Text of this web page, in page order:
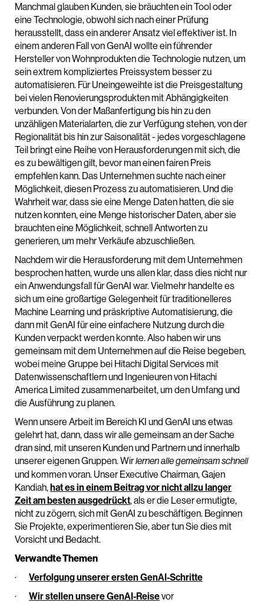
Manchmal glauben Kunden, sie bräuchten ein Tool oder
eine Technologie, obwohl sich nach einer Prüfung
herausstellt, dass ein anderer Ansatz viel effektiver ist. In
einem anderen Fall von GenAI wollte ein führender
Hersteller von Wohnprodukten die Technologie nutzen, um
sein extrem kompliziertes Preissystem besser zu
automatisieren. Für Uneingeweihte ist die Preisgestaltung
bei vielen Renovierungsprodukten mit Abhängigkeiten
verbunden. Von der Maßanfertigung bis hin zu den
unzähligen Materialarten, die zur Verfügung stehen, von der
Regionalität bis hin zur Saisonalität - jedes vorgeschlagene
Teil bringt eine Reihe von Herausforderungen mit sich, die
es zu bewältigen gilt, bevor man einen fairen Preis
empfehlen kann. Das Unternehmen suchte nach einer
Möglichkeit, diesen Prozess zu automatisieren. Und die
Wahrheit war, dass sie eine Menge Daten hatten, die sie
nutzen konnten, eine Menge historischer Daten, aber sie
brauchten eine Möglichkeit, schnell Antworten zu
generieren, um mehr Verkäufe abzuschließen.
Nachdem wir die Herausforderung mit dem Unternehmen
besprochen hatten, wurde uns allen klar, dass dies nicht nur
ein Anwendungsfall für GenAI war. Vielmehr handelte es
sich um eine großartige Gelegenheit für traditionelleres
Machine Learning und präskriptive Automatisierung, die
dann mit GenAI für eine einfachere Nutzung durch die
Kunden verpackt werden konnte. Also haben wir uns
gemeinsam mit dem Unternehmen auf die Reise begeben,
wobei meine Gruppe bei Hitachi Digital Services mit
Datenwissenschaftlern und Ingenieuren von Hitachi
America Limited zusammenarbeitet, um den Umfang und
die Ausführung zu planen.
Wenn unsere Arbeit im Bereich KI und GenAI uns etwas
gelehrt hat, dann, dass wir alle gemeinsam an der Sache
dran sind, mit unseren Kunden und Partnern und innerhalb
unserer eigenen Gruppen. Wirlernen alle gemeinsam schnell
und kommen voran. Unser Executive Chairman, Gajen
Kandiah,hat es in einem Beitrag vor nicht allzu langer
Zeit am besten ausgedrückt, als er die Leser ermutigte,
nicht zu zögern, sich mit GenAI zu beschäftigen. Beginnen
Sie Projekte, experimentieren Sie, aber tun Sie dies mit
Vorsicht und Bedacht.
Verwandte Themen
· Verfolgung unserer ersten GenAI-Schritte
· Wir stellen unsere GenAI-Reisevor